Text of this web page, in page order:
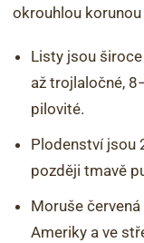
okrouhlou
Listy jsou
až trojlaločné,
pilovité.
Plodenství jsou
později tmavě
Moruše
Ameriky a ve